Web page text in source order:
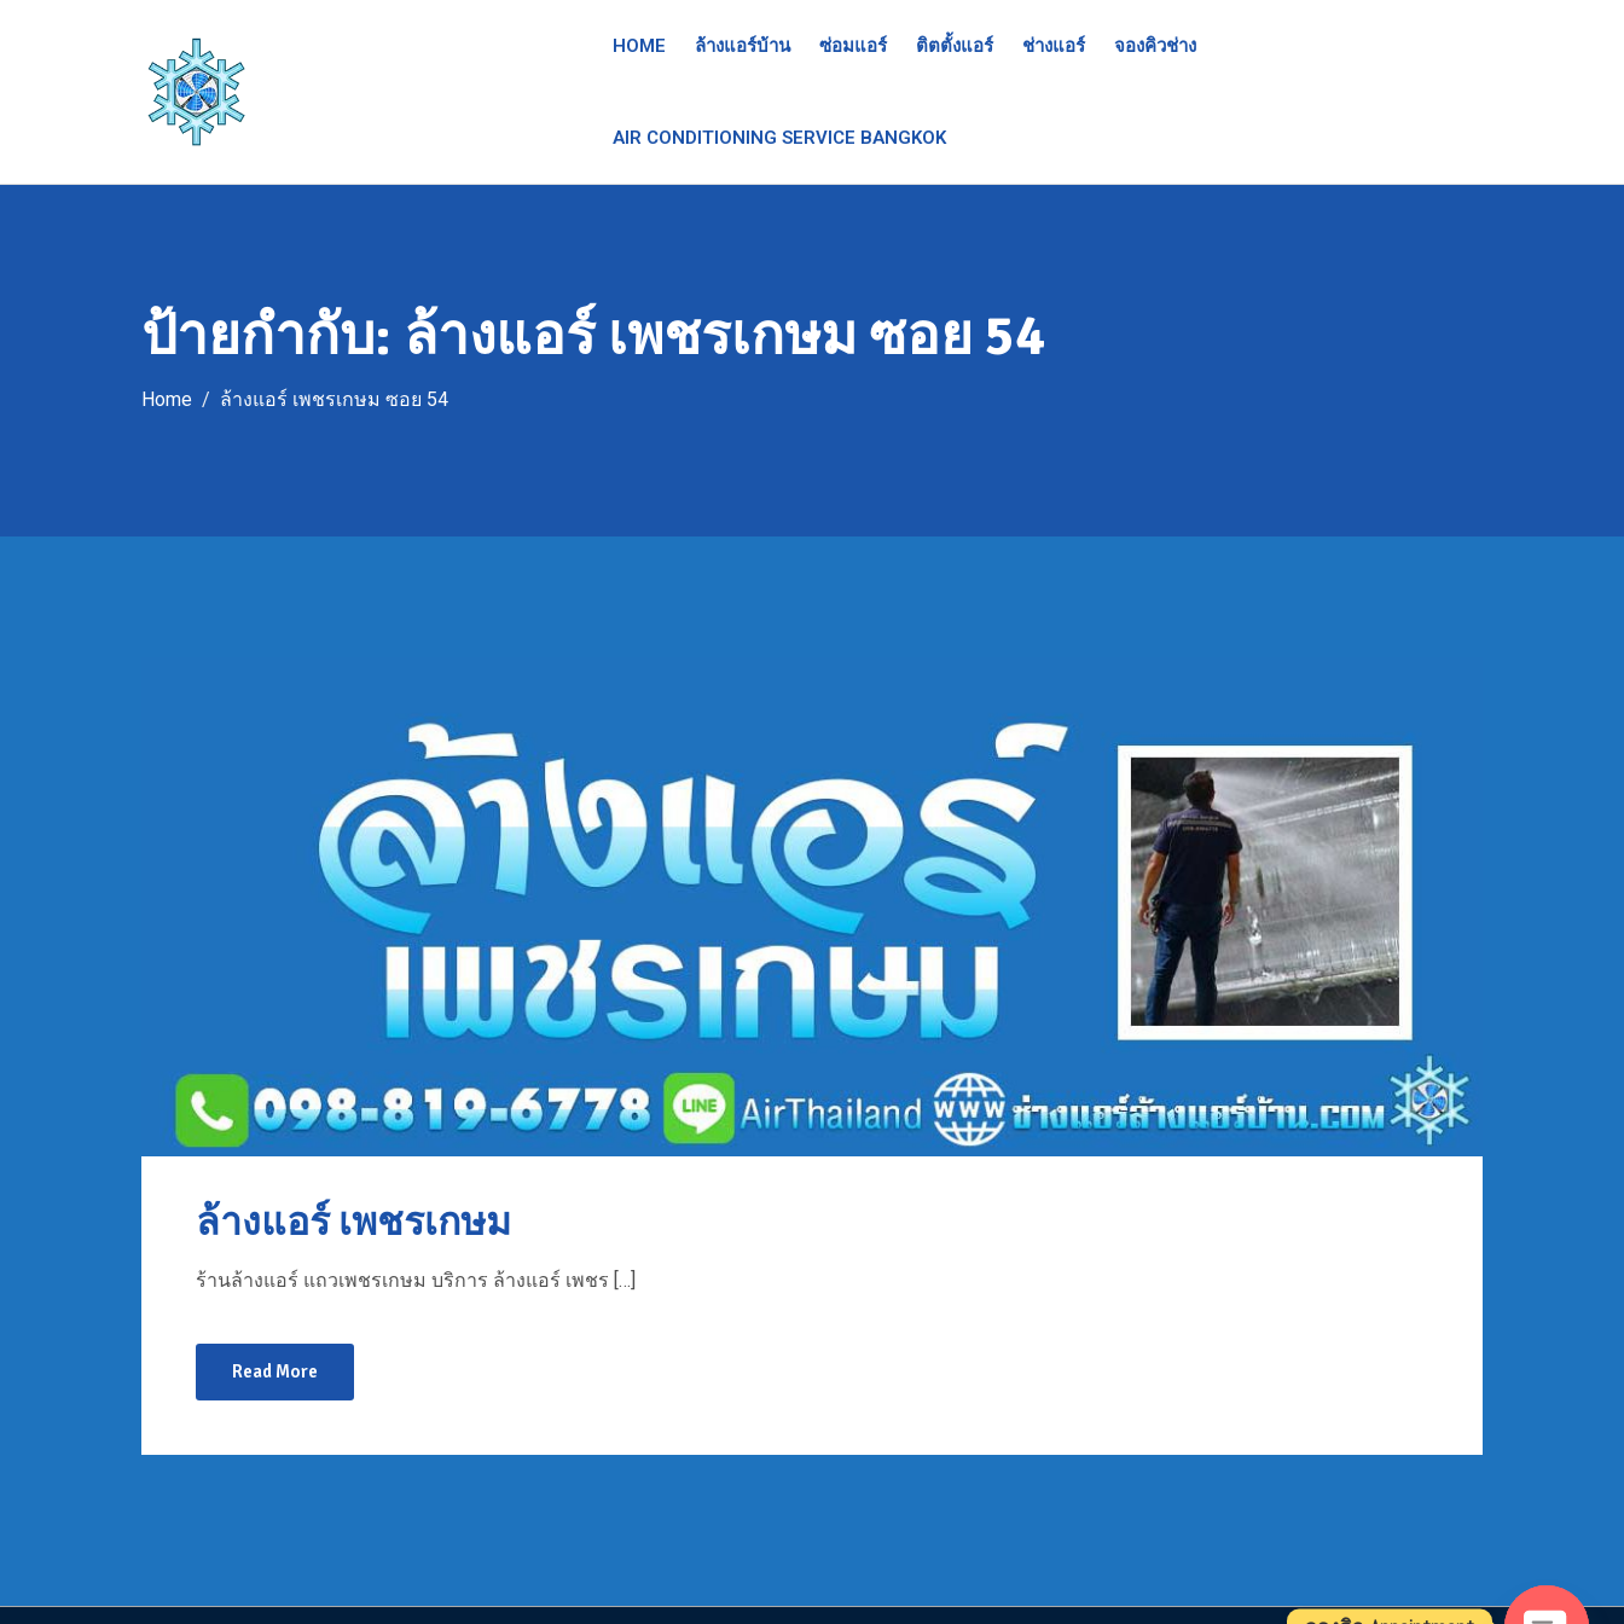
HOME ล้างแอร์บ้าน ซ่อมแอร์ ติตตั้งแอร์ ช่างแอร์ จองคิวช่าง
AIR CONDITIONING SERVICE BANGKOK
ป้ายกำกับ: ล้างแอร์ เพชรเกษม ซอย 54
Home ล้างแอร์ เพชรเกษม ซอย 54
ล้างแอร์ เพชรเกษม
ร้านล้างแอร์ แถวเพชรเกษม บริการ ล้างแอร์ เพชร […]
Read More